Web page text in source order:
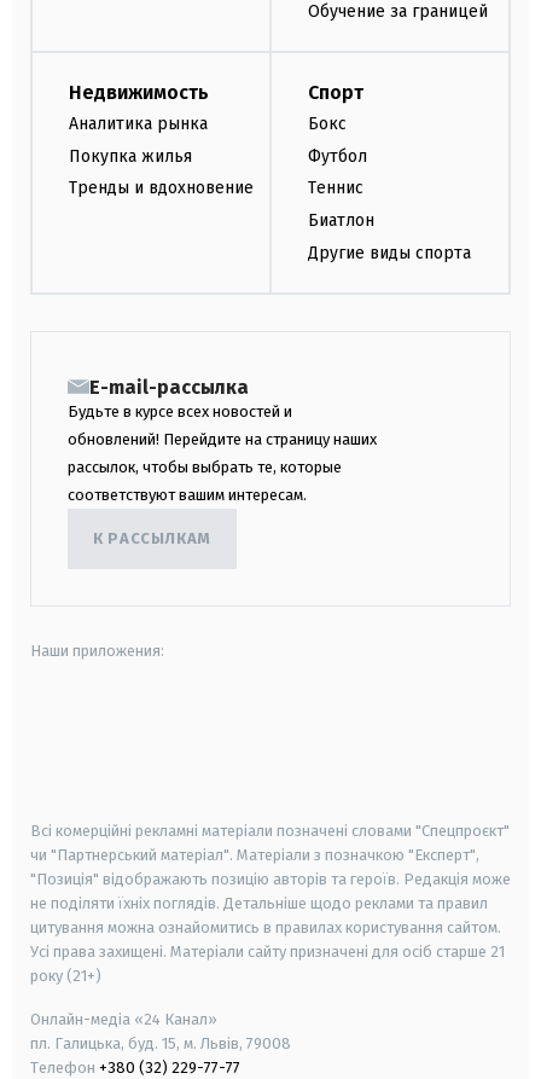
Обучение за границей
Недвижимость
Аналитика рынка
Покупка жилья
Тренды и вдохновение
Спорт
Бокс
Футбол
Теннис
Биатлон
Другие виды спорта
E-mail-рассылка
Будьте в курсе всех новостей и
обновлений! Перейдите на страницу наших
рассылок, чтобы выбрать те, которые
соответствуют вашим интересам.
К РАССЫЛКАМ
Наши приложения:
Всі комерційні рекламні матеріали позначені словами "Спецпроєкт"
чи "Партнерський матеріал". Матеріали з позначкою "Експерт",
"Позиція" відображають позицію авторів та героїв. Редакція може
не поділяти їхніх поглядів. Детальніше щодо реклами та правил
цитування можна ознайомитись в правилах користування сайтом.
Усі права захищені. Матеріали сайту призначені для осіб старше 21
року (21+)
Онлайн-медіа «24 Канал»
пл. Галицька, буд. 15, м. Львів, 79008
Телефон +380 (32) 229-77-77